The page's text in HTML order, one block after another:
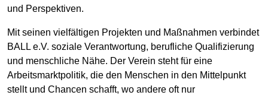
und Perspektiven.
Mit seinen vielfältigen Projekten und Maßnahmen verbindet
BALL e.V. soziale Verantwortung, berufliche Qualifizierung
und menschliche Nähe. Der Verein steht für eine
Arbeitsmarktpolitik, die den Menschen in den Mittelpunkt
stellt und Chancen schafft, wo andere oft nur